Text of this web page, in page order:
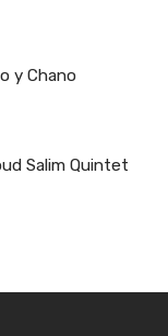
y Chano
Salim Quintet